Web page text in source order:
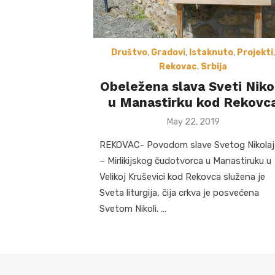
Društvo, Gradovi, Istaknuto, Projekti,
Rekovac, Srbija
Obeležena slava Sveti
u Manastirku kod
Posted
May 22, 2019
REKOVAC- Povodom slave Svetog
– Mirlikijskog čudotvorca u Manastiruku u
Velikoj Kruševici kod Rekovca služena je
Sveta liturgija, čija crkva je posvećena
Svetom Nikoli. …